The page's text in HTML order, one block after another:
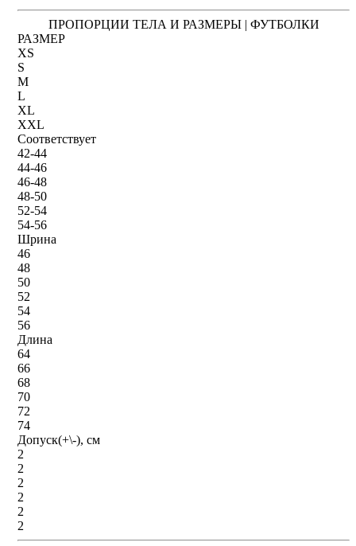
ПРОПОРЦИИ ТЕЛА И РАЗМЕРЫ | ФУТБОЛКИ
РАЗМЕР
XS
S
M
L
XL
XXL
Соответствует
42-44
44-46
46-48
48-50
52-54
54-56
Шрина
46
48
50
52
54
56
Длина
64
66
68
70
72
74
Допуск(+\-), см
2
2
2
2
2
2